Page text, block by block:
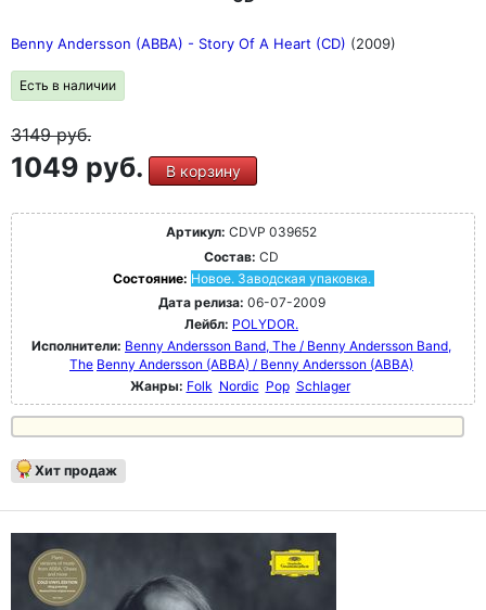
Benny Andersson (ABBA) - Story Of A Heart (CD) (2009)
Есть в наличии
3149руб.
1049 руб. В корзину
Артикул: CDVP 039652
Состав: CD
Состояние: Новое. Заводская упаковка.
Дата релиза: 06-07-2009
Лейбл: POLYDOR.
Исполнители: Benny Andersson Band, The / Benny Andersson Band,
The Benny Andersson (ABBA) / Benny Andersson (ABBA)
Жанры: Folk Nordic Pop Schlager
Хит продаж